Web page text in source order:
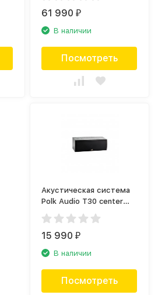
61 990₽
В наличии
Посмотреть
Акустическая система
Polk Audio T30 center
black
15 990₽
В наличии
Посмотреть